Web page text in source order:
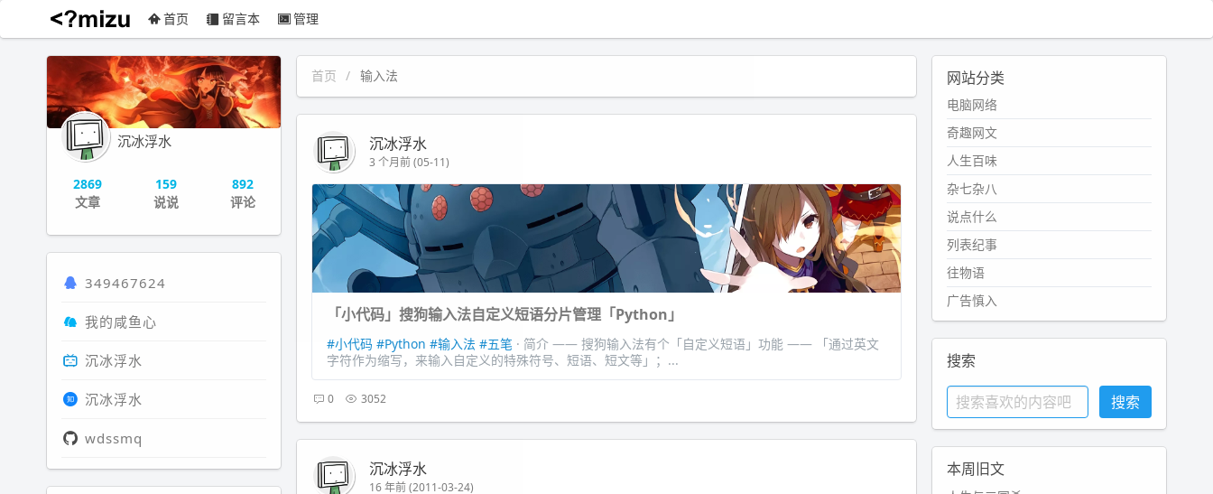
沉冰浮水 首页 留言本 管理
首页 输入法
沉冰浮水
3 个月前 (05-11)
「小代码」搜狗输入法自定义短语分片管理「Python」
#小代码 #Python #输入法 #五笔 · 简介 —— 搜狗输入法有个「自定义短语」功能 —— 「通过英文
字符作为缩写，来输入自定义的特殊符号、短语、短文等」；...
0 3052
沉冰浮水
16 年前 (2011-03-24)
沉冰浮水
2869
文章
159
说说
892
评论
349467624
我的咸鱼心
沉冰浮水
沉冰浮水
wdssmq
网站分类
电脑网络
奇趣网文
人生百味
杂七杂八
说点什么
列表纪事
往物语
广告慎入
搜索
本周旧文